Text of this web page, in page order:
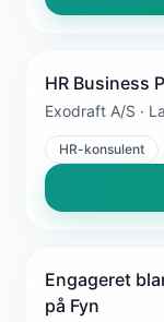
HR Business
Exodraft A/S ·
HR-konsulent
Engageret
på Fyn